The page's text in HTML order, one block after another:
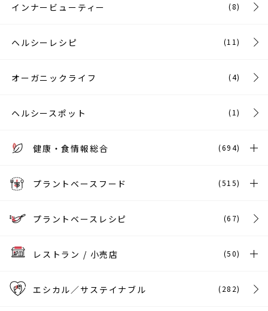
インナービューティー (8)
ヘルシーレシピ (11)
オーガニックライフ (4)
ヘルシースポット (1)
健康・食情報総合 (694)
プラントベースフード (515)
プラントベースレシピ (67)
レストラン / 小売店 (50)
エシカル／サステイナブル (282)